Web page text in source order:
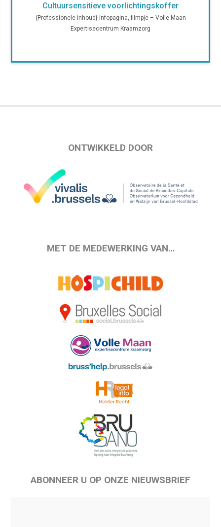
Cultuursensitieve voorlichtingskoffer
{Professionele inhoud} Infopagina, filmpje – Volle Maan
Expertisecentrum Kraamzorg
ONTWIKKELD DOOR
MET DE MEDEWERKING VAN…
ABONNEER U OP ONZE NIEUWSBRIEF